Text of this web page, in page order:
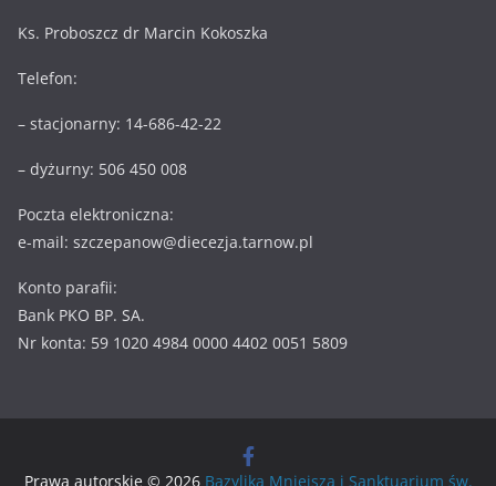
Ks. Proboszcz dr Marcin Kokoszka
Telefon:
– stacjonarny: 14-686-42-22
– dyżurny: 506 450 008
Poczta elektroniczna:
e-mail: szczepanow@diecezja.tarnow.pl
Konto parafii:
Bank PKO BP. SA.
Nr konta: 59 1020 4984 0000 4402 0051 5809
Prawa autorskie © 2026 Bazylika Mniejsza i Sanktuarium św.